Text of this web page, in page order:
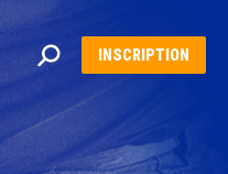
RechercheINSCRIPTION